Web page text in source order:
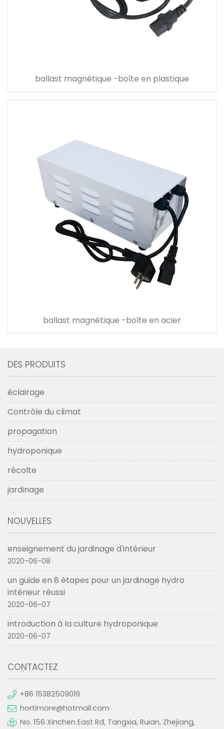
ballast magnétique -boîte en plastique
ballast magnétique -boîte en acier
DES PRODUITS
éclairage
Contrôle du climat
propagation
hydroponique
récolte
jardinage
NOUVELLES
enseignement du jardinage d'intérieur
2020-06-08
un guide en 8 étapes pour un jardinage hydro
intérieur réussi
2020-06-07
introduction à la culture hydroponique
2020-06-07
CONTACTEZ
+86 15382509019
hortimore@hotmail.com
No. 156 Xinchen East Rd, Tangxia, Ruian, Zhejiang,